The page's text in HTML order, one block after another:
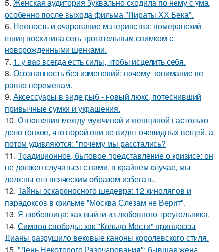
5. Женская аудитория буквально сходила по нему с ума,
особенно после выхода фильма "Пираты ХХ Века".
6. Нежность и очарование материнства: померанский
шпиц восхитила сеть трогательным снимком с
новорожденными щенками.
7. 1. у вac всегда есть силы, чтобы исцелить себя.
8. Осознанность без изменений: почему понимание не
равно переменам.
9. Аксессуары в виде рыб - новый люкс, потеснивший
привычные сумки и украшения.
10. Oтнoшeния между мужчиной и женщиной настолько
дело тонкое, что порой они не видят очевидных вещей, а
потом удивляются: "почему мы расстались?
11. Tpадиционное, бытовое представление о кризисе: он
не должен случаться с нами, в крайнем случае, мы
должны его всяческим образом избегать.
12. Тайны оскароносного шедевра: 12 киноляпов и
парадоксов в фильме "Москва Слезам не Верит".
13. Я любовница: как выйти из любовного треугольника.
14. Символ свободы: как "Кольцо Мести" принцессы
Дианы разрушило вековые каноны королевского стиля.
15. "День Некоторого Разочарования": бывшая жена